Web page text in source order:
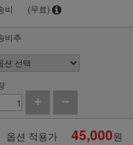
비
(무료)
비추
옵션 적용가 45,000원